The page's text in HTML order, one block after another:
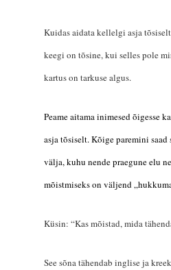
Kuidas aidata kellelgi asja
keegi on tõsine, kui selles pole
kartus on tarkuse algus.
Peame aitama inimesed õigesse
asjatõsiselt. Kõige paremini saad
välja, kuhu nende praegune elu
mõistmiseks on väljend
Küsin: “Kas mõistad, mida
See sõna tähendab inglise ja